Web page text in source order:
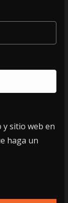
sitio web en
haga un